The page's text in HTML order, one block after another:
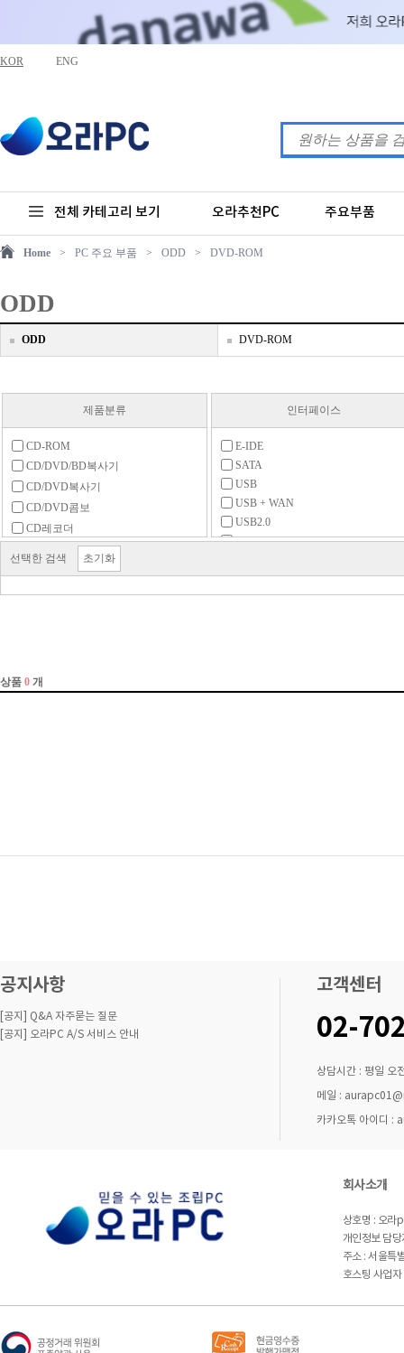
KOR ENG
전체 카테고리 보기 오라추천PC 주요부품
Home > PC 주요 부품 > ODD > DVD-ROM
ODD
ODD DVD-ROM
제품분류
CD-ROM
CD/DVD/BD복사기
CD/DVD복사기
CD/DVD콤보
CD레코더
DVD-ROM
DVD레코더
공미디어 (CD)
인터페이스
E-IDE
SATA
USB
USB + WAN
USB2.0
USB3.x 5Gbps
선택한 검색
초기화
공지사항
[공지] Q&A 자주묻는 질문
[공지] 오라PC A/S 서비스 안내
고객센터
02-
상담시간 : 평일 오
메일 :
카카오톡 아이디 :
회사소개
상호명 : 오
개인정보
주소 : 서울
호스팅 사업